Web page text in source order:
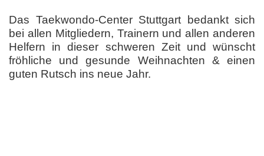
Das Taekwondo-Center Stuttgart bedankt sich
bei allen Mitgliedern, Trainern und allen anderen
Helfern in dieser schweren Zeit und wünscht
fröhliche und gesunde Weihnachten & einen
guten Rutsch ins neue Jahr.